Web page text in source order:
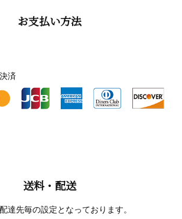
お支払い方法
済
送料・配送
達先毎の設定となっております。